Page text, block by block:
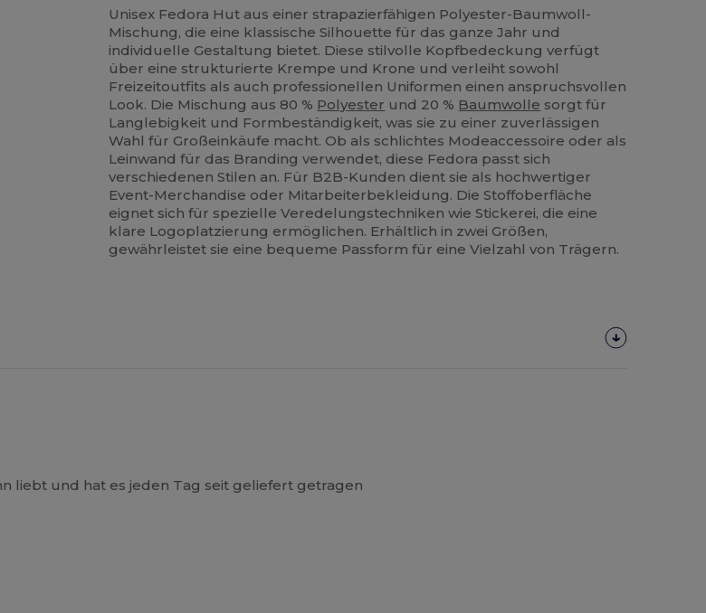
Unisex Fedora Hut aus einer strapazierfähigen Polyester-Baumwoll-
Mischung, die eine klassische Silhouette für das ganze Jahr und
individuelle Gestaltung bietet. Diese stilvolle Kopfbedeckung verfügt
über eine strukturierte Krempe und Krone und verleiht sowohl
Freizeitoutfits als auch professionellen Uniformen einen anspruchsvollen
Look. Die Mischung aus 80 % Polyester und 20 % Baumwolle sorgt für
Langlebigkeit und Formbeständigkeit, was sie zu einer zuverlässigen
Wahl für Großeinkäufe macht. Ob als schlichtes Modeaccessoire oder als
Leinwand für das Branding verwendet, diese Fedora passt sich
verschiedenen Stilen an. Für B2B-Kunden dient sie als hochwertiger
Event-Merchandise oder Mitarbeiterbekleidung. Die Stoffoberfläche
eignet sich für spezielle Veredelungstechniken wie Stickerei, die eine
klare Logoplatzierung ermöglichen. Erhältlich in zwei Größen,
gewährleistet sie eine bequeme Passform für eine Vielzahl von Trägern.
liebt und hat es jeden Tag seit geliefert getragen